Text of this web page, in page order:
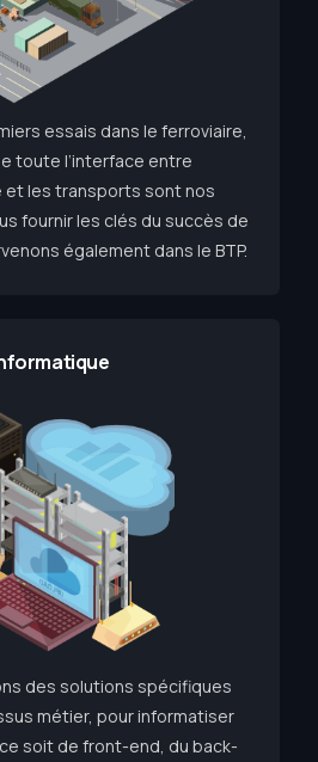
essais dans le ferroviaire,
toute l’interface entre
et les transports sont nos
fournir les clés du succès de
également dans le BTP.
des solutions spécifiques
métier, pour informatiser
soit de front-end, du back-